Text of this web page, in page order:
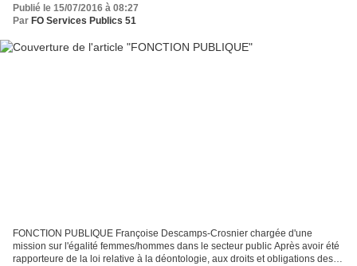
Publié le 15/07/2016 à 08:27
Par FO Services Publics 51
FONCTION PUBLIQUE Françoise Descamps-Crosnier chargée d'une
mission sur l'égalité femmes/hommes dans le secteur public Après avoir été
rapporteure de la loi relative à la déontologie, aux droits et obligations des